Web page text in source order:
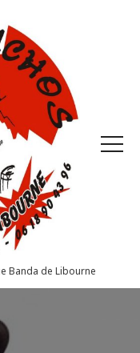
Banda de Libourne